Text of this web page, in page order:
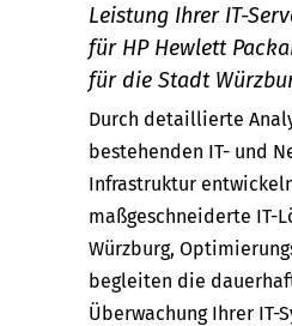
Leistung Ihrer IT-
für HP Hewlett
für die Stadt
Durch detaillierte
bestehenden IT- und
Infrastruktur
maßgeschneiderte IT-
Würzburg,
begleiten die
Überwachung Ihrer IT-